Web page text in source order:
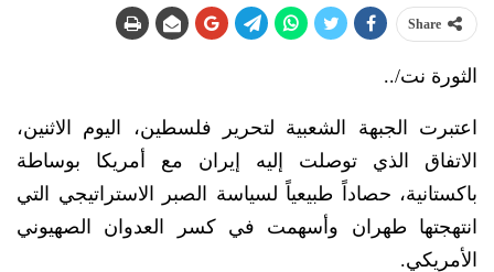
Share
الثورة نت/..
اعتبرت الجبهة الشعبية لتحرير فلسطين، اليوم الاثنين،
الاتفاق الذي توصلت إليه إيران مع أمريكا بوساطة
باكستانية، حصاداً طبيعياً لسياسة الصبر الاستراتيجي التي
انتهجتها طهران وأسهمت في كسر العدوان الصهيوني
الأمريكي.